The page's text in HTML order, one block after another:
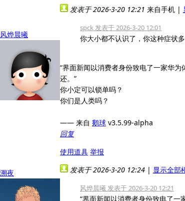
风烨晨曦
发表于 2026-3-20 12:21 来自手机 |
spck 发表于 2026-3-20 12:01
你大小都不认识了，你这种症状
“界面新闻以消费者身份致电了一家华
还。”
你小定可以锁单吗？
你们是人类吗？
—— 来自 鹅球 v3.5.99-alpha
回复
使用道具 举报
溯夜 发表于 2026-3-20 12:24 | 显示全部
风烨晨曦 发表于 2026-3-20 12:21
“界面新闻以消费者身份致电了